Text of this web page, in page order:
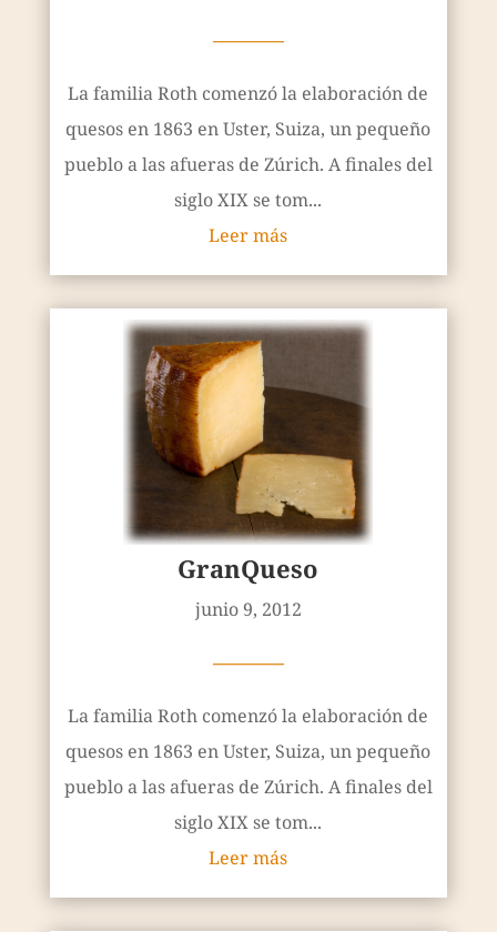
————
La familia Roth comenzó la elaboración de
quesos en 1863 en Uster, Suiza, un pequeño
pueblo a las afueras de Zúrich. A finales del
siglo XIX se tom...
Leer más
GranQueso
junio 9, 2012
————
La familia Roth comenzó la elaboración de
quesos en 1863 en Uster, Suiza, un pequeño
pueblo a las afueras de Zúrich. A finales del
siglo XIX se tom...
Leer más